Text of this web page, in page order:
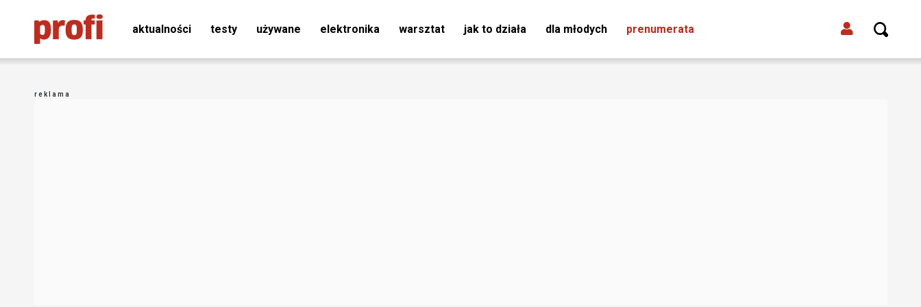
aktualności testy używane elektronika warsztat jak to działa dla młodych prenumerata